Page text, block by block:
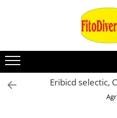
Eribicd selectic,